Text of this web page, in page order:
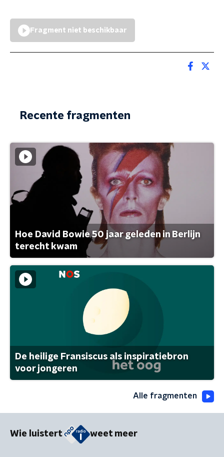
Fragment niet beschikbaar
Recente fragmenten
Hoe David Bowie 50 jaar geleden in Berlijn
terecht kwam
De heilige Fransiscus als inspiratiebron
voor jongeren
Alle fragmenten
Wie luistert weet meer